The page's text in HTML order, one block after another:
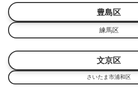
豊島区
練馬区
文京区
さいたま市浦和区